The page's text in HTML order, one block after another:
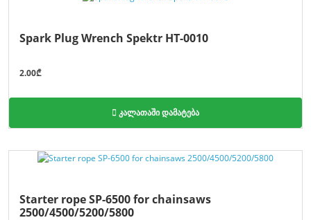
Spark Plug Wrench Spektr HT-0010
2.00₾
კალათაში დამატება
Starter rope SP-6500 for chainsaws
2500/4500/5200/5800